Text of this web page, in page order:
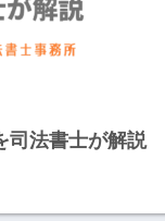
司法書士が解説